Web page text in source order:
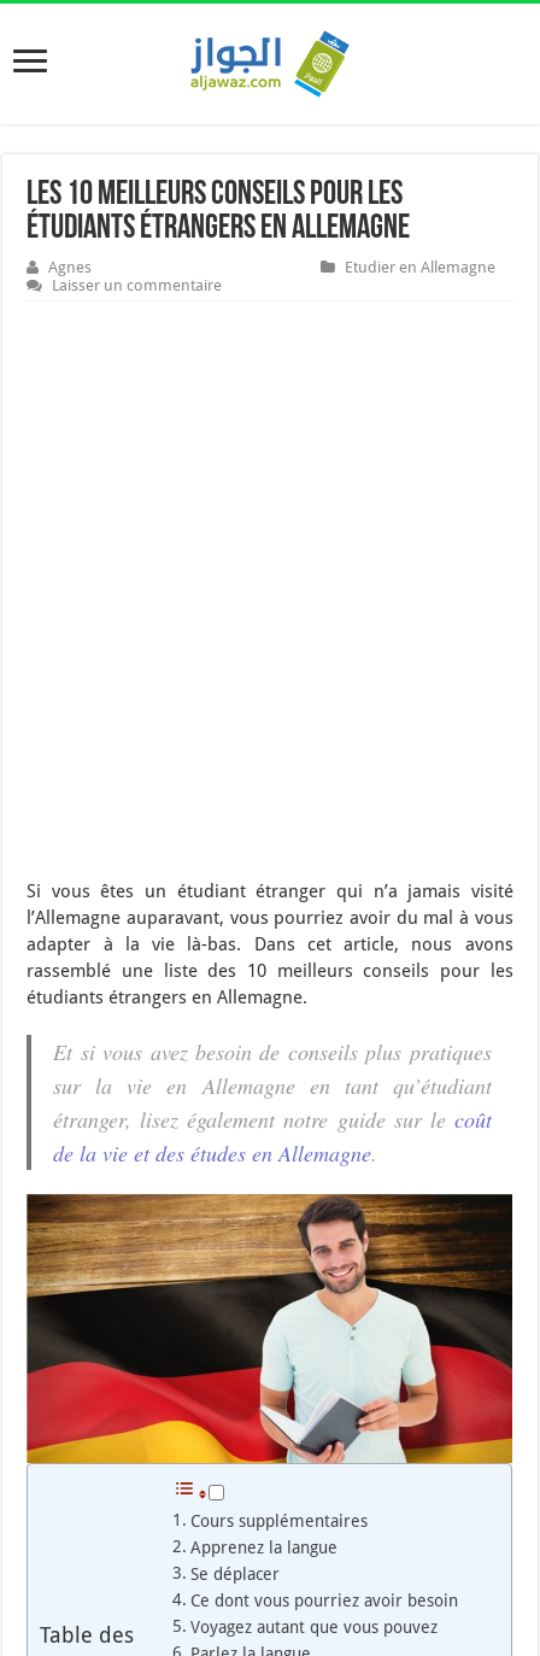
Les 10 meilleurs conseils pour les
étudiants étrangers en Allemagne
Agnes
Etudier en Allemagne
Laisser un commentaire
Si vous êtes un étudiant étranger qui n’a jamais visité
l’Allemagne auparavant, vous pourriez avoir du mal à vous
adapter à la vie là-bas. Dans cet article, nous avons
rassemblé une liste des 10 meilleurs conseils pour les
étudiants étrangers en Allemagne.
Et si vous avez besoin de conseils plus pratiques
sur la vie en Allemagne en tant qu’étudiant
étranger, lisez également notre guide sur le coût
de la vie et des études en Allemagne.
Table des
Cours supplémentaires
Apprenez la langue
Se déplacer
Ce dont vous pourriez avoir besoin
Voyagez autant que vous pouvez